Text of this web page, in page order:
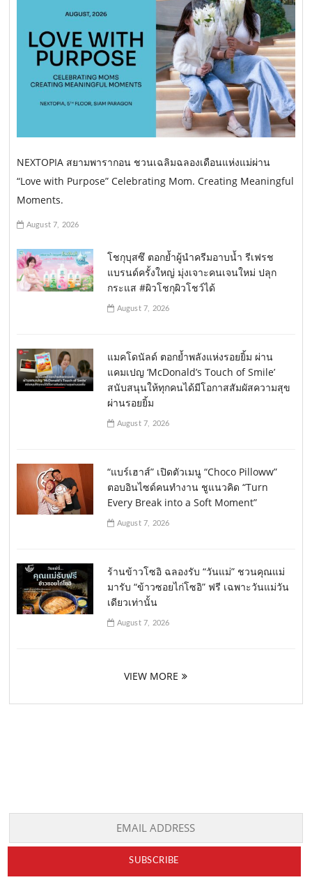
NEXTOPIA สยามพารากอน ชวนเฉลิมฉลองเดือนแห่งแม่ผ่าน
“Love with Purpose” Celebrating Mom. Creating Meaningful
Moments.
August 7, 2026
โชกุบุสซึ ตอกย้ำผู้นำครีมอาบน้ำ รีเฟรช
แบรนด์ครั้งใหญ่ มุ่งเจาะคนเจนใหม่ ปลุก
กระแส #ผิวโชกุผิวโชว์ได้
August 7, 2026
แมคโดนัลด์ ตอกย้ำพลังแห่งรอยยิ้ม ผ่าน
แคมเปญ ‘McDonald’s Touch of Smile’
สนับสนุนให้ทุกคนได้มีโอกาสสัมผัสความสุข
ผ่านรอยยิ้ม
August 7, 2026
“แบร์เฮาส์” เปิดตัวเมนู “Choco Pilloww”
ตอบอินไซด์คนทำงาน ชูแนวคิด “Turn
Every Break into a Soft Moment”
August 7, 2026
ร้านข้าวโซอิ ฉลองรับ “วันแม่” ชวนคุณแม่
มารับ “ข้าวซอยไก่โซอิ” ฟรี เฉพาะวันแม่วัน
เดียวเท่านั้น
August 7, 2026
VIEW MORE